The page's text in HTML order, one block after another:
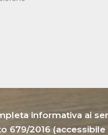
informativa ai
679/2016 (accessibile